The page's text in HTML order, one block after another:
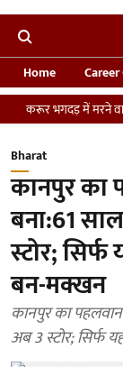
Home
में मरने वालों की
Bharat
कानपुर का
बना:61
स्टोर;
बन-मक्खन
कानपुर का
अब 3 स्टोर; सिर्फ